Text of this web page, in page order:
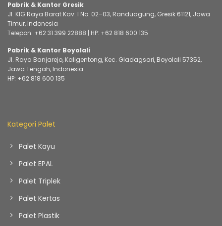
Pabrik & Kantor Gresik
Jl. KIG Raya Barat Kav. I No. 02–03, Randuagung, Gresik 61121, Jawa
Timur, Indonesia
Telepon: +62 31 399 22888 | HP: +62 818 600 135
Pabrik & Kantor Boyolali
Jl. Raya Banjarejo, Kaligentong, Kec. Gladagsari, Boyolali 57352,
Jawa Tengah, Indonesia
HP: +62 818 600 135
Kategori Palet
Palet Kayu
Palet EPAL
Palet Triplek
Palet Kertas
Palet Plastik